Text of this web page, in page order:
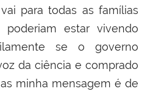
para todas as famílias
estar vivendo
se o governo
da ciência e comprado
minha mensagem é de